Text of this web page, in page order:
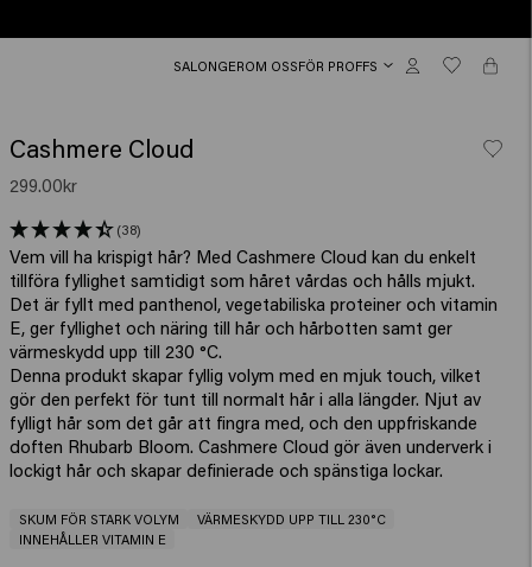
SALONGEROM OSSFÖR PROFFS
Cashmere Cloud
299.00kr
(38)
Vem vill ha krispigt hår? Med Cashmere Cloud kan du enkelt
tillföra fyllighet samtidigt som håret vårdas och hålls mjukt.
Det är fyllt med panthenol, vegetabiliska proteiner och vitamin
E, ger fyllighet och näring till hår och hårbotten samt ger
värmeskydd upp till 230 °C.
Denna produkt skapar fyllig volym med en mjuk touch, vilket
gör den perfekt för tunt till normalt hår i alla längder. Njut av
fylligt hår som det går att fingra med, och den uppfriskande
doften Rhubarb Bloom. Cashmere Cloud gör även underverk i
lockigt hår och skapar definierade och spänstiga lockar.
SKUM FÖR STARK VOLYM
VÄRMESKYDD UPP TILL 230°C
INNEHÅLLER VITAMIN E